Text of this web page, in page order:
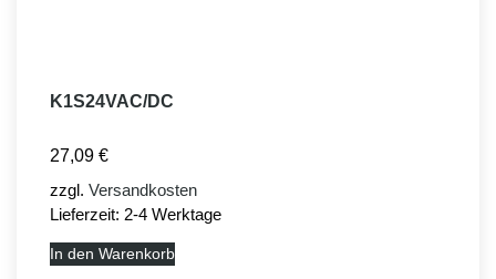
K1S24VAC/DC
27,09 €
zzgl. Versandkosten
Lieferzeit: 2-4 Werktage
In den Warenkorb